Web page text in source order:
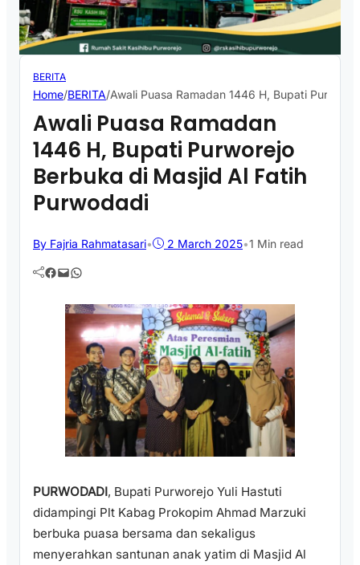
BERITA
Home/BERITA/Awali Puasa Ramadan 1446 H, Bupati
Awali Puasa Ramadan
1446 H, Bupati Purworejo
Berbuka di Masjid Al Fatih
Purwodadi
By Fajria Rahmatasari• 2 March 2025•1 Min read
Facebook Mail WhatsApp
PURWODADI, Bupati Purworejo Yuli Hastuti
didampingi Plt Kabag Prokopim Ahmad Marzuki
berbuka puasa bersama dan sekaligus
menyerahkan santunan anak yatim di Masjid Al